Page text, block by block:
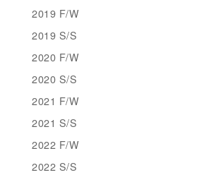
2019 F/W
2019 S/S
2020 F/W
2020 S/S
2021 F/W
2021 S/S
2022 F/W
2022 S/S